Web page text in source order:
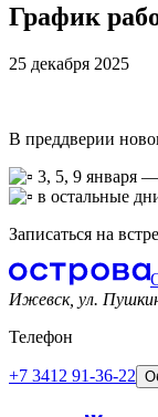
График
25 декабря 2025
В преддверии
3, 5, 9 января
в остальные
Записаться на
Ижевск, ул.
Телефон
+7 3412 91-36-22